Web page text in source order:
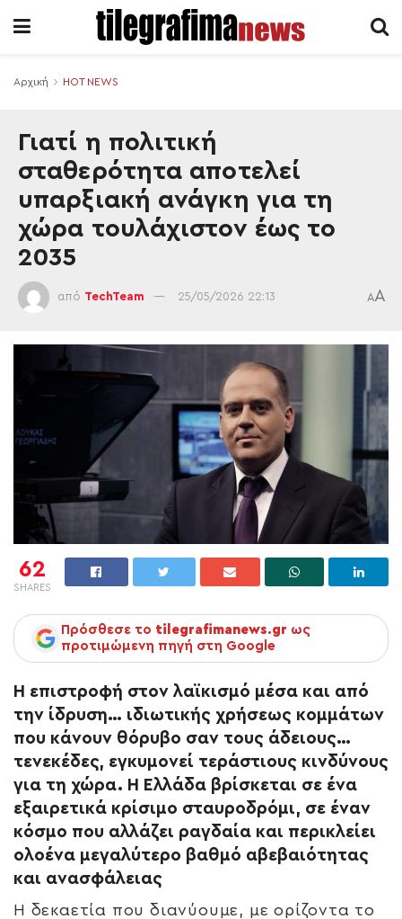
Αρχική HOT NEWS
Γιατί η πολιτική
σταθερότητα αποτελεί
υπαρξιακή ανάγκη για τη
χώρα τουλάχιστον έως το
2035
από TechTeam 25/05/2026 22:13 AA
62
SHARES
Πρόσθεσε το tilegrafimanews.gr ως
προτιμώμενη πηγή στη Google
Η επιστροφή στον λαϊκισμό μέσα και από
την ίδρυση… ιδιωτικής χρήσεως κομμάτων
που κάνουν θόρυβο σαν τους άδειους…
τενεκέδες, εγκυμονεί τεράστιους κινδύνους
για τη χώρα. Η Ελλάδα βρίσκεται σε ένα
εξαιρετικά κρίσιμο σταυροδρόμι, σε έναν
κόσμο που αλλάζει ραγδαία και περικλείει
ολοένα μεγαλύτερο βαθμό αβεβαιότητας
και ανασφάλειας
Η δεκαετία που διανύουμε, με ορίζοντα το